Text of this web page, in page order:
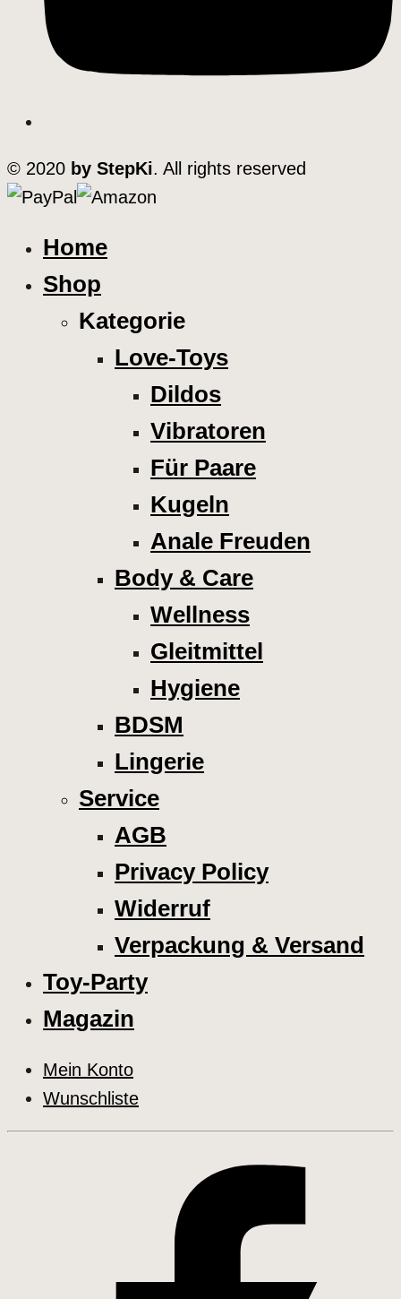
© 2020 by StepKi. All rights reserved
Home
Shop
Kategorie
Love-Toys
Dildos
Vibratoren
Für Paare
Kugeln
Anale Freuden
Body & Care
Wellness
Gleitmittel
Hygiene
BDSM
Lingerie
Service
AGB
Privacy Policy
Widerruf
Verpackung & Versand
Toy-Party
Magazin
Mein Konto
Wunschliste